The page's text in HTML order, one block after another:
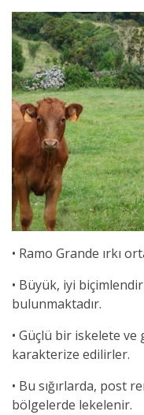
• Ramo Grande ırkı
• Büyük, iyi
bulunmaktadır.
• Güçlü bir iskelete
karakterize edilirler.
• Bu sığırlarda, post
bölgelerde lekelenir.